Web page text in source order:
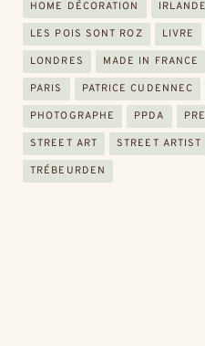
HOME DÉCORATION IRLANDE
LES POIS SONT ROZ LIVRE
LONDRES MADE IN FRANCE
PARIS PATRICE CUDENNEC
PHOTOGRAPHE PPDA
STREET ART STREET ARTIST
TRÉBEURDEN